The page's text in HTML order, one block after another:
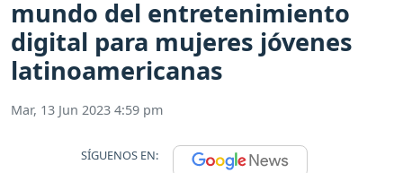
mundo del entretenimiento
digital para mujeres jóvenes
latinoamericanas
Mar, 13 Jun 2023 4:59 pm
SÍGUENOS EN: